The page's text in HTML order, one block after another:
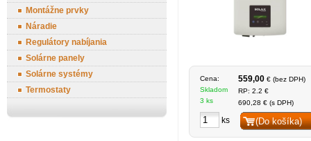
Montážne prvky
Náradie
Regulátory nabíjania
Solárne panely
Solárne systémy
Termostaty
Cena:
Skladom
3 ks
559,00 € (bez DPH)
RP: 2.2 €
690,28 € (s DPH)
ks (Do košíka)